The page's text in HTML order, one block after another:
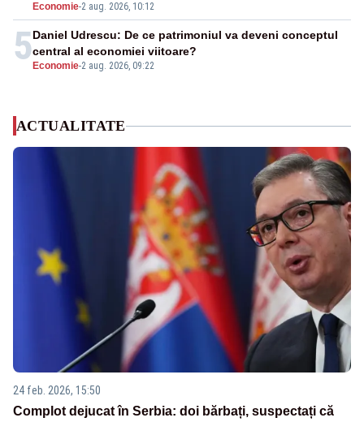
Economie-2 aug. 2026, 10:12
5 Economie-2 aug. 2026, 09:22
Daniel Udrescu: De ce patrimoniul va deveni conceptul
central al economiei viitoare?
ACTUALITATE
24 feb. 2026, 15:50
Complot dejucat în Serbia: doi bărbați, suspectați că